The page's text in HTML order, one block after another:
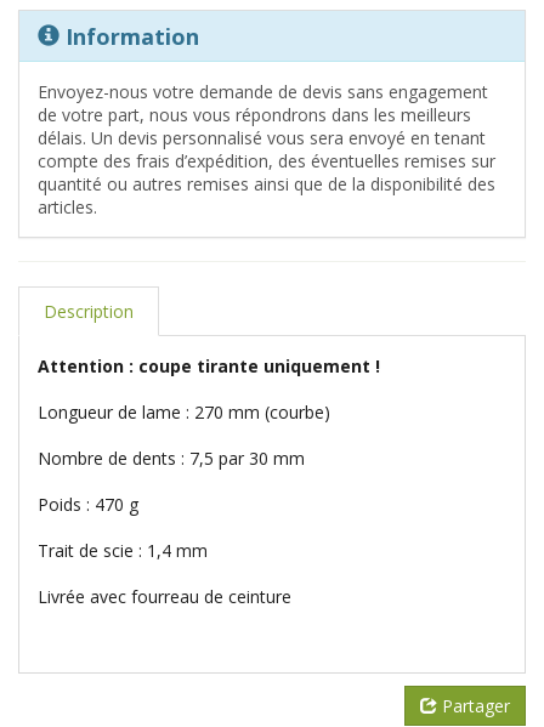
Information
Envoyez-nous votre demande de devis sans engagement
de votre part, nous vous répondrons dans les meilleurs
délais. Un devis personnalisé vous sera envoyé en tenant
compte des frais d’expédition, des éventuelles remises sur
quantité ou autres remises ainsi que de la disponibilité des
articles.
Description
Attention : coupe tirante uniquement !
Longueur de lame : 270 mm (courbe)
Nombre de dents : 7,5 par 30 mm
Poids : 470 g
Trait de scie : 1,4 mm
Livrée avec fourreau de ceinture
Partager